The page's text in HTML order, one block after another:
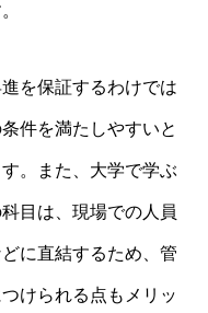
を保証するわけでは
件を満たしやすいと
。また、大学で学ぶ
目は、現場での人員
に直結するため、管
けられる点もメリッ